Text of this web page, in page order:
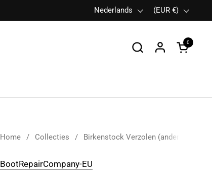
Taal
Nederlands Land/region
(EUR €)
0
Home / Collecties / Birkenstock Verzolen (andere
BootRepairCompany-EU